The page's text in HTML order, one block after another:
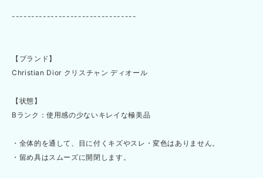
--------------------------------
【ブランド】
Christian Dior クリスチャン ディオール
【状態】
Bランク：使用感の少ないキレイな極美品
・全体的を通して、目に付くキズやスレ・変色はありません。
・留め具はスムーズに開閉します。